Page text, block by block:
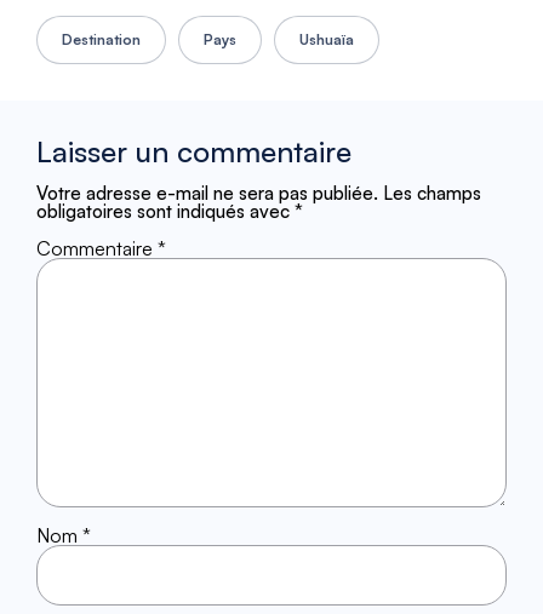
Destination Pays Ushuaïa
Laisser un commentaire
Votre adresse e-mail ne sera pas publiée. Les champs
obligatoires sont indiqués avec *
Commentaire *
Nom *